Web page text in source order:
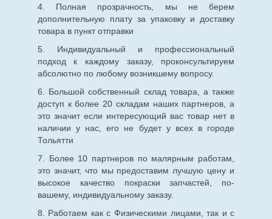
4. Полная прозрачность, мы не берем
дополнительную плату за упаковку и доставку
товара в пункт отправки
5. Индивидуальный и профессиональный
подход к каждому заказу, проконсультируем
абсолютно по любому возникшему вопросу.
6. Большой собственный склад товара, а также
доступ к более 20 складам наших партнеров, а
это значит если интересующий вас товар нет в
наличии у нас, его не будет у всех в городе
Тольятти
7. Более 10 партнеров по малярным работам,
это значит, что мы предоставим лучшую цену и
высокое качество покраски запчастей, по-
вашему, индивидуальному заказу.
8. Работаем как с Физическими лицами, так и с